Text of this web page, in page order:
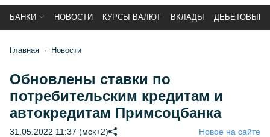
БАНКИ НОВОСТИ КУРСЫ ВАЛЮТ ВКЛАДЫ ДЕБЕТОВЫЕ
Главная Новости
Обновлены ставки по
потребительским кредитам и
автокредитам Примсоцбанка
31.05.2022 11:37 (мск+2) Новое на сайте